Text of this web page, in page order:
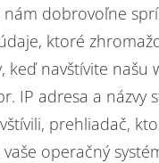
dobrovoľne
ktoré
keď navštívite našu
IP adresa a názvy
prehliadač,
operačný